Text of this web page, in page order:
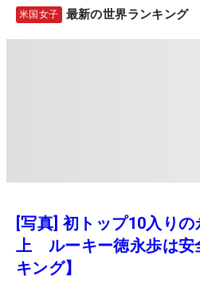
米国女子 最新の世界ランキング
[写真] 初トップ10入り
上 ルーキー徳永歩は安
キング】